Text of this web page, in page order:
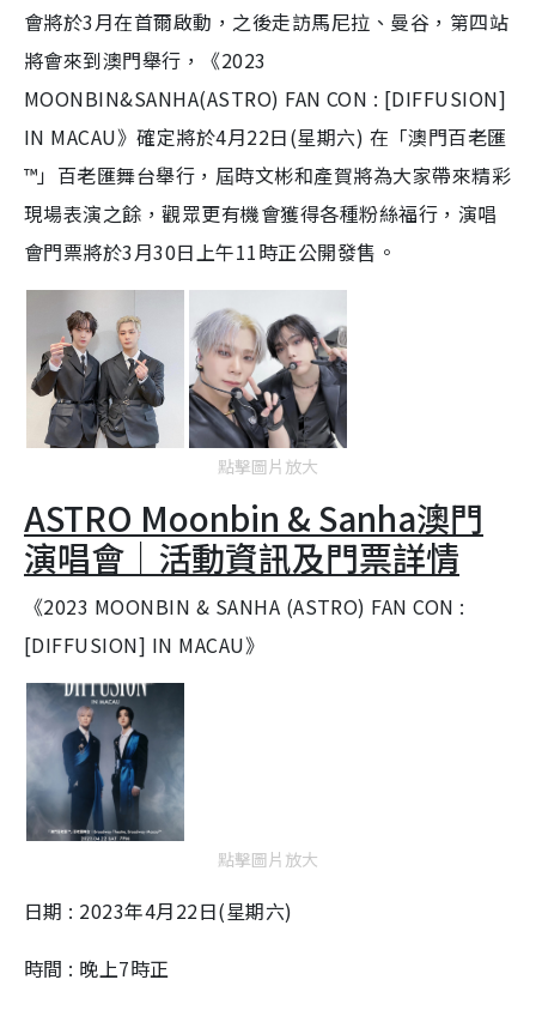
會將於3月在首爾啟動，之後走訪馬尼拉、曼谷，第四站
將會來到澳門舉行，《2023
MOONBIN&SANHA(ASTRO) FAN CON : [DIFFUSION]
IN MACAU》確定將於4月22日(星期六) 在「澳門百老匯
™」百老匯舞台舉行，屆時文彬和產賀將為大家帶來精彩
現場表演之餘，觀眾更有機會獲得各種粉絲福行，演唱
會門票將於3月30日上午11時正公開發售。
點擊圖片放大
ASTRO Moonbin & Sanha澳門
演唱會｜活動資訊及門票詳情
《2023 MOONBIN & SANHA (ASTRO) FAN CON :
[DIFFUSION] IN MACAU》
點擊圖片放大
日期 : 2023年4月22日(星期六)
時間 : 晚上7時正